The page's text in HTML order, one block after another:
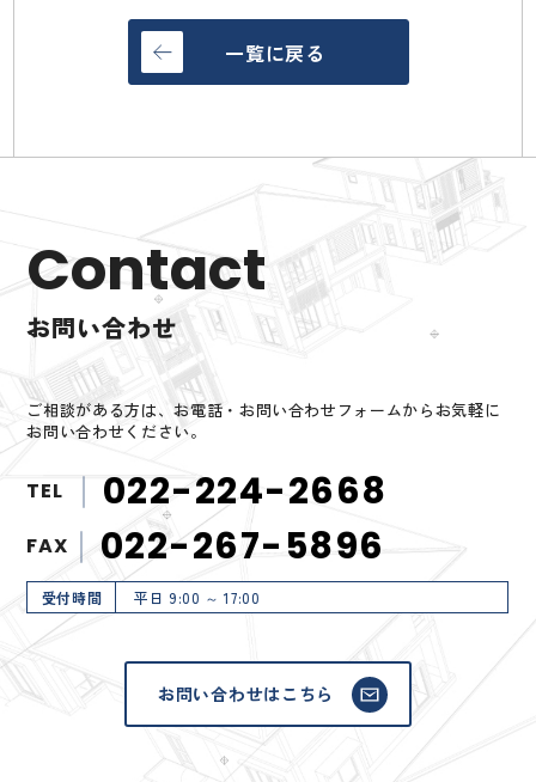
一覧に戻る
Contact
お問い合わせ
ご相談がある方は、お電話・お問い合わせフォームからお気軽に
お問い合わせください。
TEL 022-224-2668
FAX 022-267-5896
受付時間 平日 9:00 ～ 17:00
お問い合わせはこちら